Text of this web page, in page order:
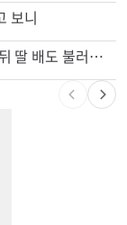
케어 사기 유죄
보니
엄마 성폭행한 “사람 좋은 장씨”…얼마 뒤 딸 배도 불러왔다